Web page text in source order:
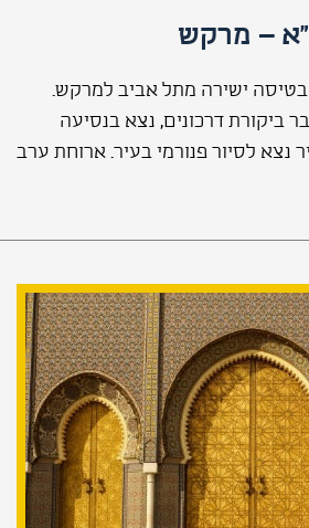
ישירה מתל אביב למרקש.
ביקורת דרכונים, נצא בנסיעה
לסיור פנורמי בעיר. ארוחת ערב